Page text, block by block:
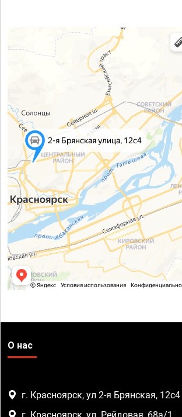
О нас
г. Красноярск, ул 2-я Брянская, 12с4
г. Красноярск, ул. Рейдовая, 68а/1